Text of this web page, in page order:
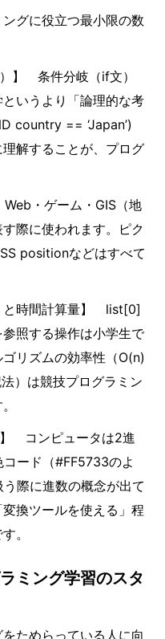
グに役立つ最小限の数
】 条件分岐（if文）
いうより「論理的な考
country == ‘Japan’)
解することが、プログ
・ゲーム・GIS（地
際に使われます。ピク
positionなどはすべて
と時間計算量】 list[0]
照する操作は小学生で
リズムの効率性（O(n)
）は競技プログラミン
】 コンピュータは2進
ード（#FF5733のよ
際に進数の概念が出て
換ツールを使える」程
。
ミング学習のスタ
ためらっている人に向